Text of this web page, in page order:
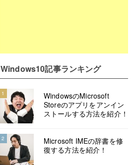
Windows10記事ランキング
1
WindowsのMicrosoft
Storeのアプリをアンイン
ストールする方法を紹介！
2
Microsoft IMEの辞書を修
復する方法を紹介！